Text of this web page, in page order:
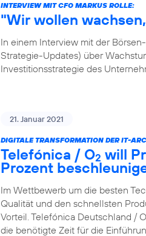
INTERVIEW MIT CFO MARKUS ROLLE:
"Wir wollen
In einem Interview mit der
Strategie-Updates) über
Investitionsstrategie des
21. Januar 2021
DIGITALE TRANSFORMATION DER IT-
Telefónica / O2 will
Prozent
Im Wettbewerb um die besten
Qualität und den schnellsten
Vorteil. Telefónica Deutschland / O
die benötigte Zeit für die